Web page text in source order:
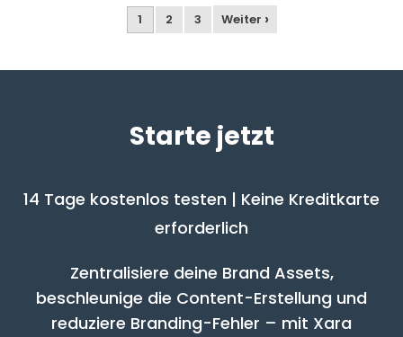
1 2 3 Weiter ›
Starte jetzt
14 Tage kostenlos testen | Keine Kreditkarte
erforderlich
Zentralisiere deine Brand Assets,
beschleunige die Content-Erstellung und
reduziere Branding-Fehler – mit Xara